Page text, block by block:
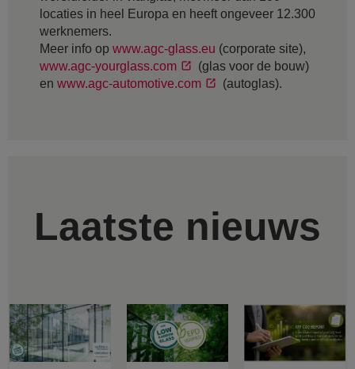
locaties in heel Europa en heeft ongeveer 12.300
werknemers.
Meer info op www.agc-glass.eu (corporate site),
www.agc-yourglass.com
(glas voor de bouw)
en www.agc-automotive.com (autoglas).
Laatste nieuws